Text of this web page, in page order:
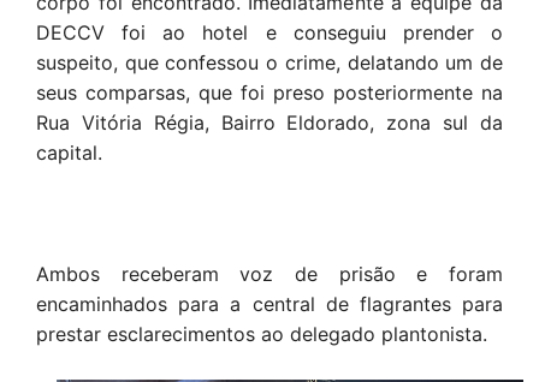
DECCV foi ao hotel e conseguiu prender o
suspeito, que confessou o crime, delatando um de
seus comparsas, que foi preso posteriormente na
Rua Vitória Régia, Bairro Eldorado, zona sul da
capital.
Ambos receberam voz de prisão e foram
encaminhados para a central de flagrantes para
prestar esclarecimentos ao delegado plantonista.